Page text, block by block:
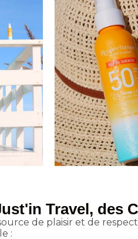
Travel, des
de plaisir et de
: